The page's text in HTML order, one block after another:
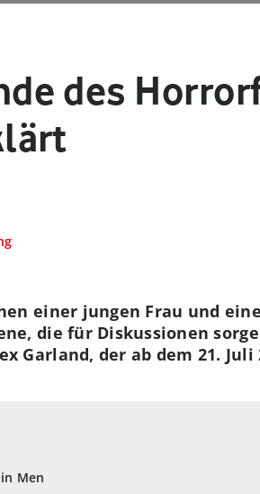
des
Men
einer jungen Frau und
die für Diskussionen
Garland, der ab dem 21.